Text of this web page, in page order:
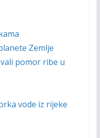
Zemlje
pomor ribe u
vode iz rijeke